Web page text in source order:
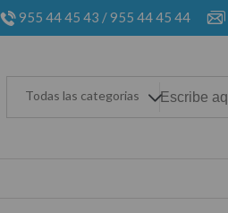
955 44 45 43 /955 44 45 44
Todas las categorias